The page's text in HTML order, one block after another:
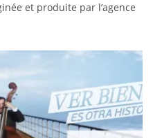
et produite par l’agence